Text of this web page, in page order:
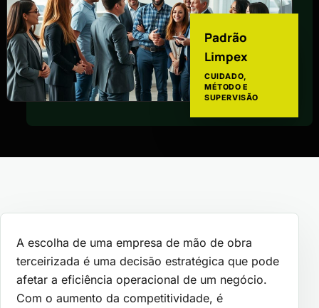
Padrão
Limpex
CUIDADO,
MÉTODO E
SUPERVISÃO
A escolha de uma empresa de mão de obra
terceirizada é uma decisão estratégica que pode
afetar a eficiência operacional de um negócio.
Com o aumento da competitividade, é